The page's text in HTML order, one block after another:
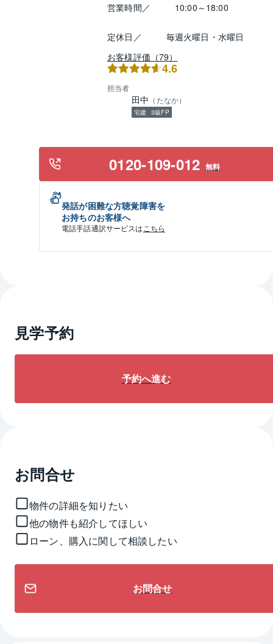
営業時間／ 10:00～18:00
定休日／
毎週火曜日・水曜日
お客様評価（79）
4.6
担当者
田中 （ たなか）
宅建 3級FP
0120-109-012 無料
発話が困難な方聴覚障害を
お持ちのお客様へ
電話手話通訳サービスは こちら
見学予約
予約へ進む
お問合せ
物件の詳細を知りたい
他の物件も紹介してほしい
ローン、購入に関して相談したい
お問合せ